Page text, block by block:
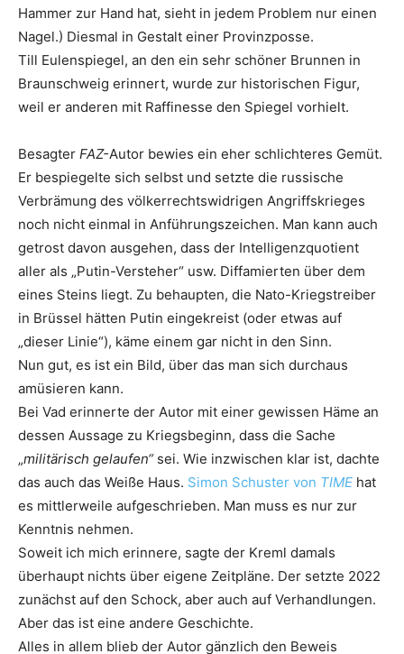
Hammer zur Hand hat, sieht in jedem Problem nur einen
Nagel.) Diesmal in Gestalt einer Provinzposse.
Till Eulenspiegel, an den ein sehr schöner Brunnen in
Braunschweig erinnert, wurde zur historischen Figur,
weil er anderen mit Raffinesse den Spiegel vorhielt.
Besagter FAZ-Autor bewies ein eher schlichteres Gemüt.
Er bespiegelte sich selbst und setzte die russische
Verbrämung des völkerrechtswidrigen Angriffskrieges
noch nicht einmal in Anführungszeichen. Man kann auch
getrost davon ausgehen, dass der Intelligenzquotient
aller als „Putin-Versteher“ usw. Diffamierten über dem
eines Steins liegt. Zu behaupten, die Nato-Kriegstreiber
in Brüssel hätten Putin eingekreist (oder etwas auf
„dieser Linie“), käme einem gar nicht in den Sinn.
Nun gut, es ist ein Bild, über das man sich durchaus
amüsieren kann.
Bei Vad erinnerte der Autor mit einer gewissen Häme an
dessen Aussage zu Kriegsbeginn, dass die Sache
„militärisch gelaufen“sei. Wie inzwischen klar ist, dachte
das auch das Weiße Haus. Simon Schuster von TIME hat
es mittlerweile aufgeschrieben. Man muss es nur zur
Kenntnis nehmen.
Soweit ich mich erinnere, sagte der Kreml damals
überhaupt nichts über eigene Zeitpläne. Der setzte 2022
zunächst auf den Schock, aber auch auf Verhandlungen.
Aber das ist eine andere Geschichte.
Alles in allem blieb der Autor gänzlich den Beweis